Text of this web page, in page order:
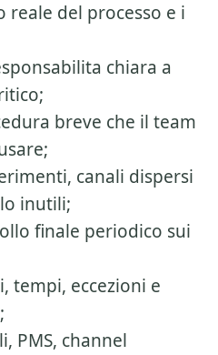
reale del processo e i
chiara a
breve che il team
canali dispersi
inutili;
finale periodico sui
tempi, eccezioni e
PMS, channel